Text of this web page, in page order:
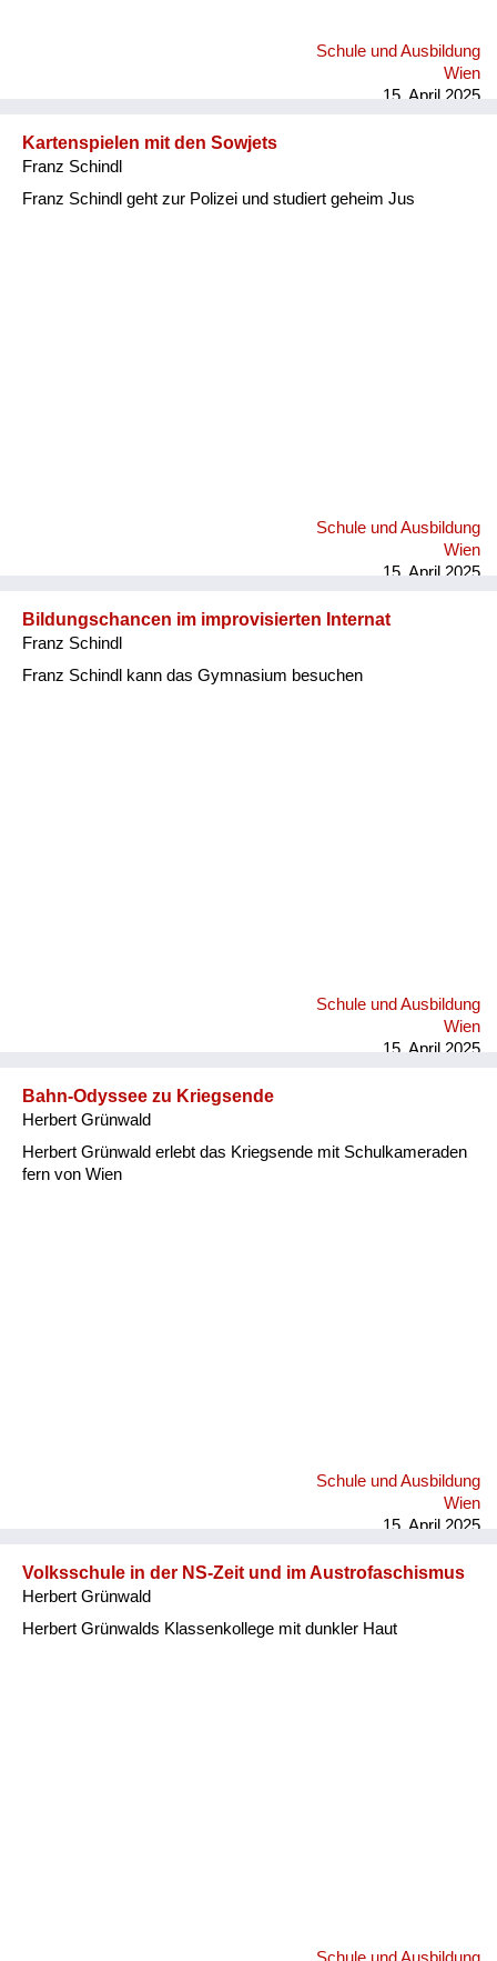
Schule und Ausbildung
Wien
15. April 2025
Kartenspielen mit den Sowjets
Franz Schindl
Franz Schindl geht zur Polizei und studiert geheim Jus
Schule und Ausbildung
Wien
15. April 2025
Bildungschancen im improvisierten Internat
Franz Schindl
Franz Schindl kann das Gymnasium besuchen
Schule und Ausbildung
Wien
15. April 2025
Bahn-Odyssee zu Kriegsende
Herbert Grünwald
Herbert Grünwald erlebt das Kriegsende mit Schulkameraden
fern von Wien
Schule und Ausbildung
Wien
15. April 2025
Volksschule in der NS-Zeit und im Austrofaschismus
Herbert Grünwald
Herbert Grünwalds Klassenkollege mit dunkler Haut